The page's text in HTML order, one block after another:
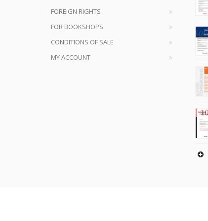
FOREIGN RIGHTS
FOR BOOKSHOPS
CONDITIONS OF SALE
MY ACCOUNT